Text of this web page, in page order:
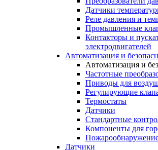
Датчики
Реле давления и
Промышленные
Контакторы и
электродвигателей
Автоматизация и
Автоматизация и
Частотные
Приводы для
Регулирующие
Термостаты
Датчики
Стандартные
Компоненты для
Датчики